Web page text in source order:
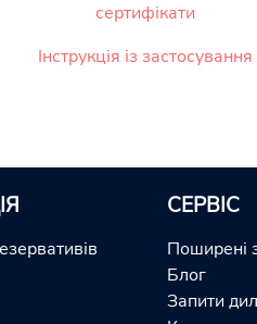
сертифікати
Інструкція із застосування
СЕРВІС
Поширені
Блог
Запити